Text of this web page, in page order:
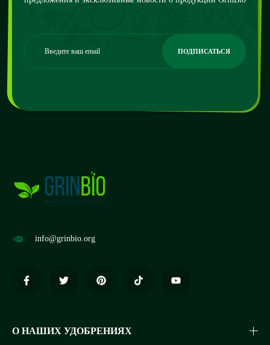
info@grinbio.org
О НАШИХ УДОБРЕНИЯХ